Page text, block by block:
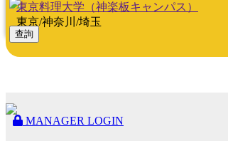
東京料理大学（神楽板キャンパス）
東京/神奈川/埼玉
查詢
MANAGER LOGIN